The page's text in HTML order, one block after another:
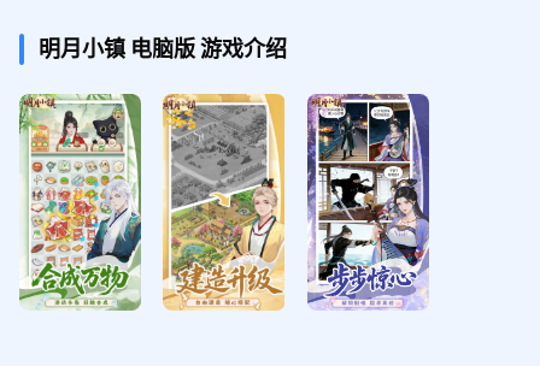
明月小镇 电脑版游戏介绍